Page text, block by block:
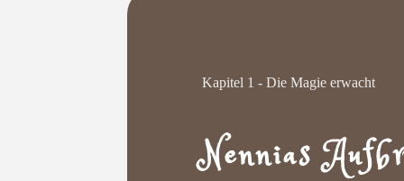
Kapitel 1 - Die Magie erwacht
Nennias